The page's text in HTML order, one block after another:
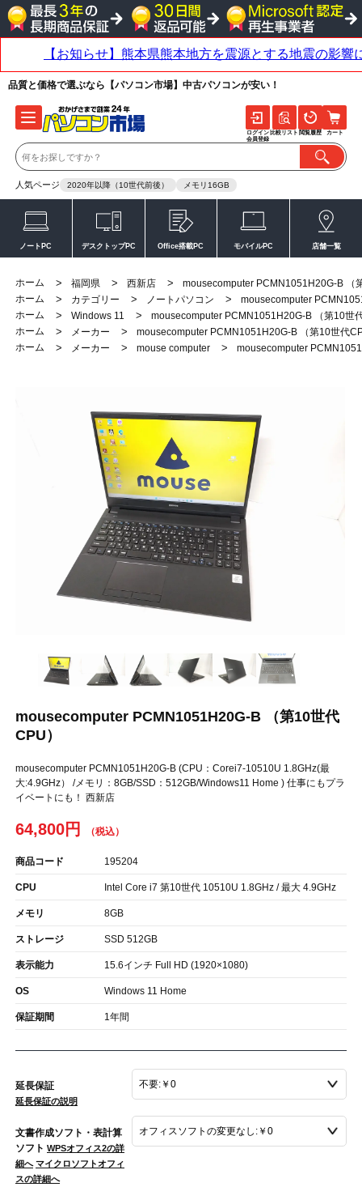
品質と価格で選ぶなら【パソコン市場】中古パソコンが安い！
人気ページ 2020年以降（10世代前後） メモリ16GB
ログイン
会員登録
比較リスト 閲覧履歴 カート
ノートPC デスクトップPC Office搭載PC モバイルPC 店舗一覧
ホーム > 福岡県 > 西新店 >
mousecomputer PCMN1051H20G-B （
ホーム
> カテゴリー > ノートパソコン >
mousecomputer
ホーム
> Windows 11 >
mousecomputer PCMN1051H20G-B （第10世
ホーム
> メーカー >
mousecomputer PCMN1051H20G-B （第10世代
ホーム
> メーカー > mouse computer > mousecomputer
mousecomputer PCMN1051H20G-B （第10世代
CPU）
mousecomputer PCMN1051H20G-B (CPU：Corei7-10510U 1.8GHz(最
大:4.9GHz） /メモリ：8GB/SSD：512GB/Windows11 Home ) 仕事にもプラ
イベートにも！ 西新店
64,800円
商品コード 195204
CPU Intel Core i7 第10世代 10510U 1.8GHz / 最大 4.9GHz
メモリ 8GB
ストレージ SSD 512GB
表示能力 15.6インチ Full HD (1920×1080)
OS Windows 11 Home
保証期間 1年間
延長保証
延長保証の説明
文書作成ソフト・表計算
ソフト WPSオフィス2の詳
細へ マイクロソフトオフィ
スの詳細へ